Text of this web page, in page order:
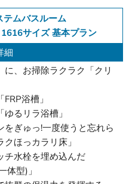
テムバスルーム
サイズ 基本プラン
細
に、お掃除ラクラク「クリ
浴槽」
るリラ浴槽」
をぎゅっ!一度使うと忘れら
ほっカラリ床」
チ水栓を埋め込んだ
体型)」